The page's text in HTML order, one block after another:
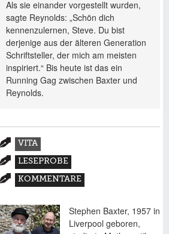
Als sie einander vorgestellt wurden,
sagte Reynolds: „Schön dich
kennenzulernen, Steve. Du bist
derjenige aus der älteren Generation
Schriftsteller, der mich am meisten
inspiriert.“ Bis heute ist das ein
Running Gag zwischen Baxter und
Reynolds.
Zusatzmaterial
VITA
(AKTIVER
REITER)
LESEPROBE
KOMMENTARE
Stephen Baxter, 1957 in
Liverpool geboren,